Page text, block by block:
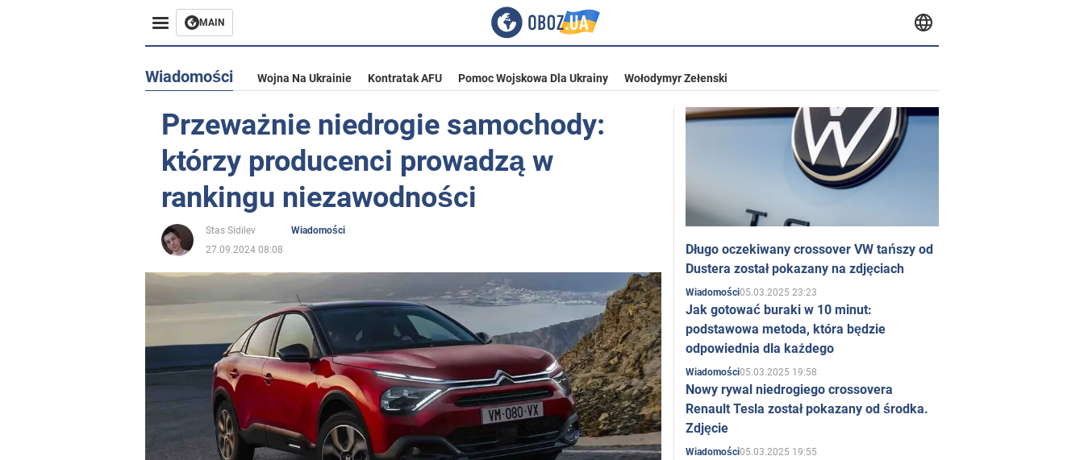
MAIN
Wiadomości Wojna Na Ukrainie Kontratak AFU Pomoc Wojskowa Dla Ukrainy Wołodymyr Zełenski
Przeważnie niedrogie samochody:
którzy producenci prowadzą w
rankingu niezawodności
Stas Sidilev
Wiadomości
27.09.2024 08:08
Długo oczekiwany crossover VW tańszy od
Dustera został pokazany na zdjęciach
Wiadomości05.03.2025 23:23
Jak gotować buraki w 10 minut:
podstawowa metoda, która będzie
odpowiednia dla każdego
Wiadomości05.03.2025 19:58
Nowy rywal niedrogiego crossovera
Renault Tesla został pokazany od środka.
Zdjęcie
Wiadomości05.03.2025 19:55